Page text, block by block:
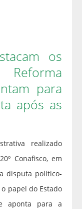
os
para
após as
realizado
Conafisco, em
disputa político-
papel do Estado
aponta para a